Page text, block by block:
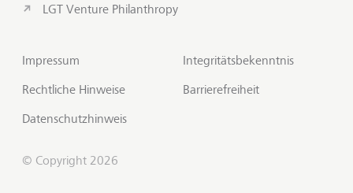
LGT Venture Philanthropy
Impressum
Rechtliche Hinweise
Datenschutzhinweis
Integritätsbekenntnis
Barrierefreiheit
© Copyright 2026